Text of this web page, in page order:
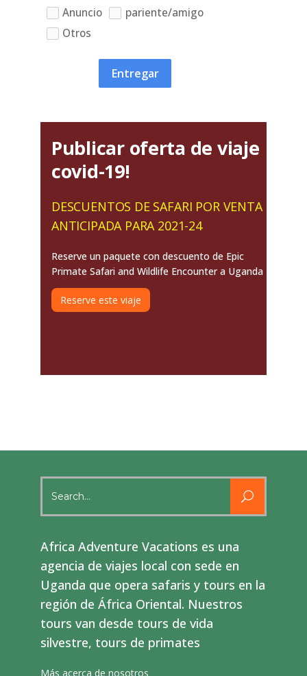
Anuncio
pariente/amigo
Otros
Entregar
Publicar oferta de viaje
covid-19!
DESCUENTOS DE SAFARI POR VENTA
ANTICIPADA PARA 2021-24
Reserve un paquete con descuento de Epic
Primate Safari and Wildlife Encounter a Uganda
Reserve este viaje
for:
Africa Adventure Vacations es una
agencia de viajes local con sede en
Uganda que opera safaris y tours en la
región de África Oriental. Nuestros
tours van desde tours de vida
silvestre, tours de primates
Más acerca de nosotros